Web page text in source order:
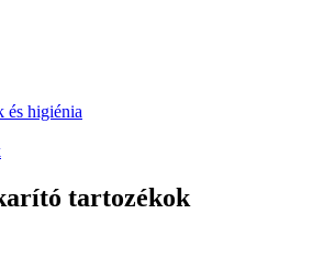
és higiénia
tartozékok